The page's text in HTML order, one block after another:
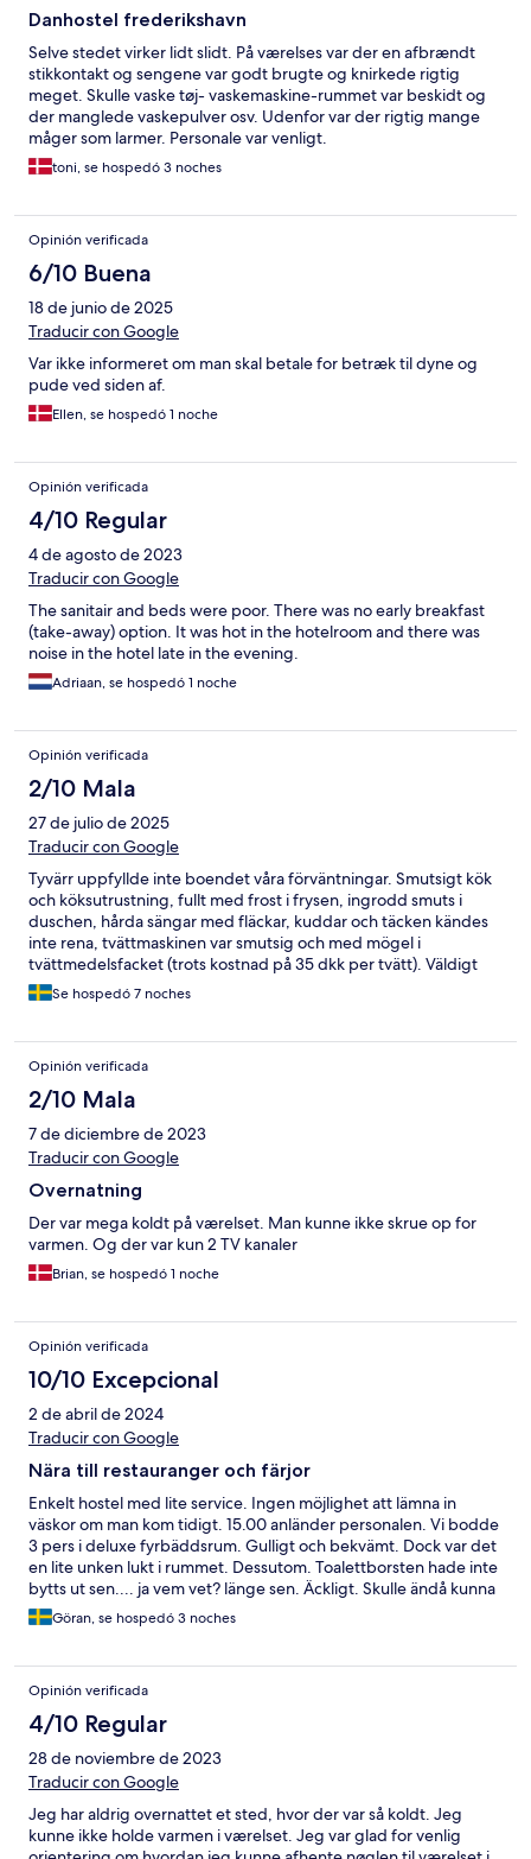
Danhostel frederikshavn
Selve stedet virker lidt slidt. På værelses var der en afbrændt
stikkontakt og sengene var godt brugte og knirkede rigtig
meget. Skulle vaske tøj- vaskemaskine-rummet var beskidt og
der manglede vaskepulver osv. Udenfor var der rigtig mange
måger som larmer. Personale var venligt.
toni, se hospedó 3 noches
Opinión verificada
6/10 Buena
18 de junio de 2025
Traducir con Google
Var ikke informeret om man skal betale for betræk til dyne og
pude ved siden af.
Ellen, se hospedó 1 noche
Opinión verificada
4/10 Regular
4 de agosto de 2023
Traducir con Google
The sanitair and beds were poor. There was no early breakfast
(take-away) option. It was hot in the hotelroom and there was
noise in the hotel late in the evening.
Adriaan, se hospedó 1 noche
Opinión verificada
2/10 Mala
27 de julio de 2025
Traducir con Google
Tyvärr uppfyllde inte boendet våra förväntningar. Smutsigt kök
och köksutrustning, fullt med frost i frysen, ingrodd smuts i
duschen, hårda sängar med fläckar, kuddar och täcken kändes
inte rena, tvättmaskinen var smutsig och med mögel i
tvättmedelsfacket (trots kostnad på 35 dkk per tvätt). Väldigt
dålig ventilation, varmt och instängt. Väldigt lyhört. Högljutt
utanför, både av grannar och fiskmåsar. Det enda positiva var
potential.
Se hospedó 7 noches
Opinión verificada
2/10 Mala
7 de diciembre de 2023
Traducir con Google
Overnatning
Der var mega koldt på værelset. Man kunne ikke skrue op for
varmen. Og der var kun 2 TV kanaler
Brian, se hospedó 1 noche
Opinión verificada
10/10 Excepcional
2 de abril de 2024
Traducir con Google
Nära till restauranger och färjor
Enkelt hostel med lite service. Ingen möjlighet att lämna in
väskor om man kom tidigt. 15.00 anländer personalen. Vi bodde
3 pers i deluxe fyrbäddsrum. Gulligt och bekvämt. Dock var det
en lite unken lukt i rummet. Dessutom. Toalettborsten hade inte
bytts ut sen.... ja vem vet? länge sen. Äckligt. Skulle ändå kunna
tänka mig att bo där igen. Läget och priset var mycket bra.
Göran, se hospedó 3 noches
Opinión verificada
4/10 Regular
28 de noviembre de 2023
Traducir con Google
Jeg har aldrig overnattet et sted, hvor der var så koldt. Jeg
kunne ikke holde varmen i værelset. Jeg var glad for venlig